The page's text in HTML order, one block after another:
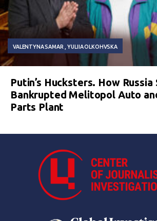
VALENTYNA SAMAR YULIIA OLKOHVSKA
Putin’s Hucksters. How
Bankrupted Melitopol Auto
Parts Plant